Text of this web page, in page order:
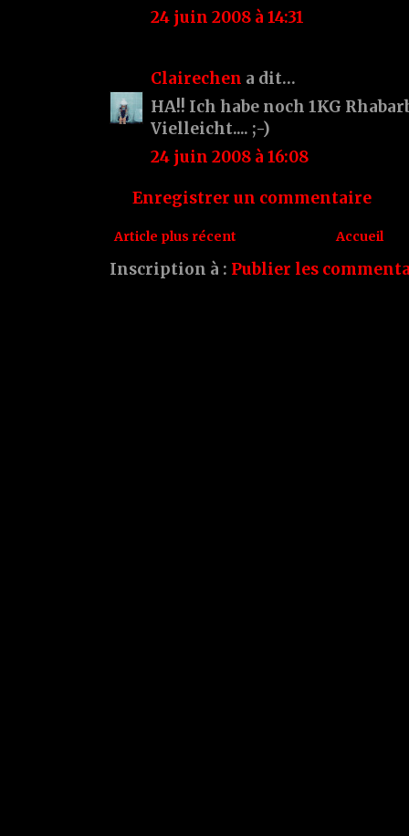
24 juin 2008 à 14:31
Clairechen a dit…
HA!! Ich habe noch 1KG
Vielleicht.... ;-)
24 juin 2008 à 16:08
Enregistrer un commentaire
Article plus récent Accueil
Inscription à : Publier les